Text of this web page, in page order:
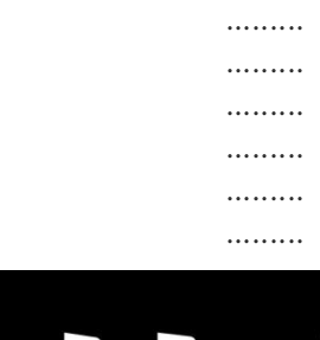
・・・・・・・・・
・・・・・・・・・
・・・・・・・・・
・・・・・・・・・
・・・・・・・・・
・・・・・・・・・